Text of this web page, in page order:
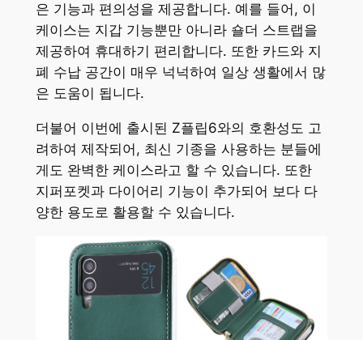
은 기능과 편의성을 제공합니다. 예를 들어, 이
케이스는 지갑 기능뿐만 아니라 숄더 스트랩을
제공하여 휴대하기 편리합니다. 또한 카드와 지
폐 수납 공간이 매우 넉넉하여 일상 생활에서 많
은 도움이 됩니다.
더불어 이번에 출시된 Z플립6와의 호환성도 고
려하여 제작되어, 최신 기종을 사용하는 분들에
게도 완벽한 케이스라고 할 수 있습니다. 또한
지퍼포켓과 다이어리 기능이 추가되어 보다 다
양한 용도로 활용할 수 있습니다.